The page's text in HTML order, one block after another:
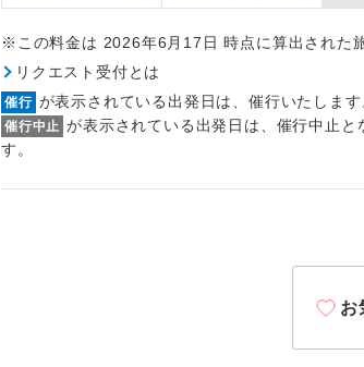
※この料金は 2026年6月17日 時点に算出された
リクエスト受付とは
催行 が表示されている出発日は、催行いたします
催行中止 が表示されている出発日は、催行中止
す。
お
トラベルイヤホ
1名様催行
ご夫婦限定